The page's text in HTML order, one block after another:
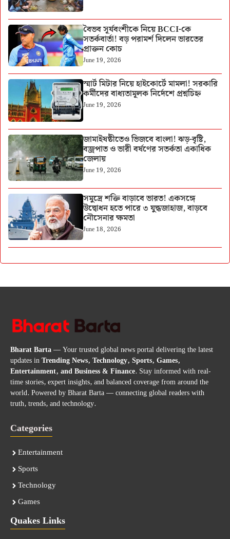
বৈভব সূর্যবংশীকে নিয়ে BCCI-কে
সতর্কবার্তা! বড় পরামর্শ দিলেন ভারতের
প্রাক্তন কোচ
June 19, 2026
স্মার্ট মিটার নিয়ে হাইকোর্টে মামলা! সরকারি
কর্মীদের বাধ্যতামূলক নির্দেশে প্রশ্নচিহ্ন
June 19, 2026
জামাইষষ্ঠীতেও ভিজবে বাংলা! ঝড়-বৃষ্টি,
বজ্রপাত ও ভারী বর্ষণের সতর্কতা একাধিক
জেলায়
June 19, 2026
সমুদ্রে শক্তি বাড়াবে ভারত! একসঙ্গে
উদ্বোধন হতে পারে ৩ যুদ্ধজাহাজ, বাড়বে
নৌসেনার ক্ষমতা
June 18, 2026
Bharat Barta— Your trusted global news portal delivering the latest
updates inTrending News, Technology, Sports, Games,
Entertainment, and Business & Finance. Stay informed with real-
time stories, expert insights, and balanced coverage from around the
world. Powered by Bharat Barta — connecting global readers with
truth, trends, and technology.
Categories
Entertainment
Sports
Technology
Games
Quakes Links